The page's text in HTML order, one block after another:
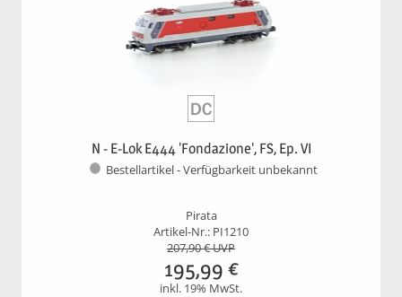
N - E-Lok E444 'Fondazione', FS, Ep. VI
Bestellartikel - Verfügbarkeit unbekannt
Pirata
Artikel-Nr.: PI1210
207,90€ UVP
195,99 €
inkl. 19% MwSt.